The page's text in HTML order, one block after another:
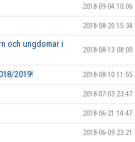
2018-09-04 10:06
2018-08-20 15:34
och ungdomar i
2018-08-13 08:00
2019! 2018-08-10 11:55
2018-07-03 23:47
2018-06-21 14:47
2018-06-09 23:21